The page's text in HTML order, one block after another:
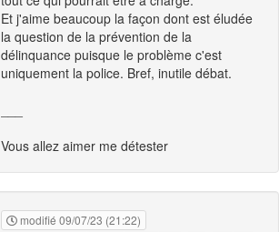
Et j'aime beaucoup la façon dont est éludée
la question de la prévention de la
délinquance puisque le problème c'est
uniquement la police. Bref, inutile débat.
Vous allez aimer me détester
modifié 09/07/23 (21:22)